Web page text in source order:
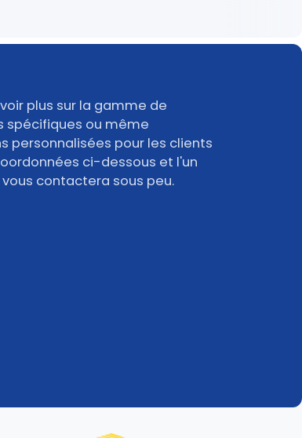
plus sur la gamme de
spécifiques ou même
personnalisées pour les clients
ci-dessous et l'un
contactera sous peu.